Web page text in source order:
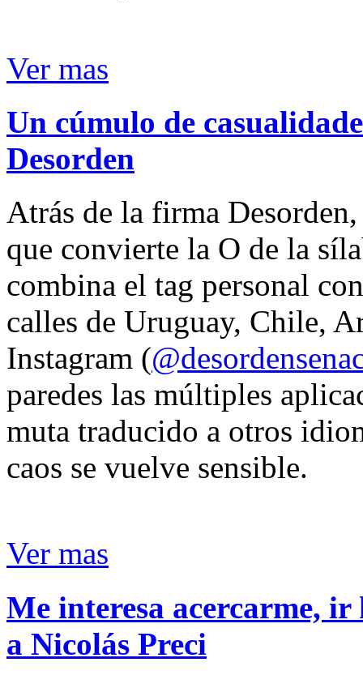
Ver mas
Un cúmulo de
Desorden
Atrás de la firma
que convierte la O de la
combina el tag personal
calles de Uruguay, Chile,
Instagram (
paredes las múltiples
muta traducido a otros
caos se vuelve sensible.
Ver mas
Me interesa acercarme,
a Nicolás Preci